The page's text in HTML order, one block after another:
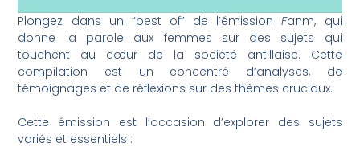
Plongez dans un “best of” de l’émissionFanm, qui
donne la parole aux femmes sur des sujets qui
touchent au cœur de la société antillaise. Cette
compilation est un concentré d’analyses, de
témoignages et de réflexions sur des thèmes cruciaux.
Cette émission est l’occasion d’explorer des sujets
variés et essentiels :